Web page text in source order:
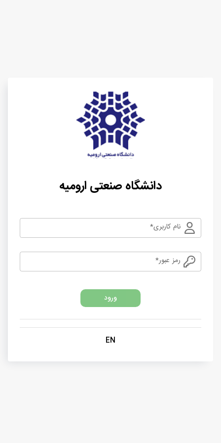
دانشگاه صنعتی ارومیه
نام کاربری*
رمز عبور*
ورود
EN